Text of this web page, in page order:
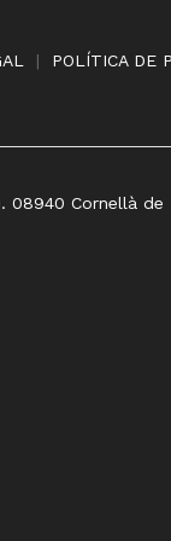
| POLÍTICA DE
08940 Cornellà